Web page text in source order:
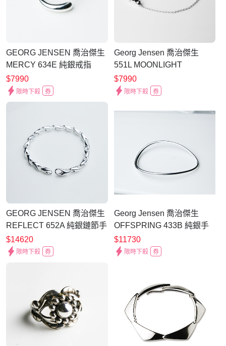
GEORG JENSEN 喬治傑生
MERCY 634E 純銀戒指
$7990
限時下殺 券
Georg Jensen 喬治傑生
551L MOONLIGHT
GRAPES純銀手鍊
$7990
限時下殺 券
GEORG JENSEN 喬治傑生
REFLECT 652A 純銀鏈節手
鍊
$14620
限時下殺 券
Georg Jensen 喬治傑生
OFFSPRING 433B 純銀手
鐲
$11730
限時下殺 券